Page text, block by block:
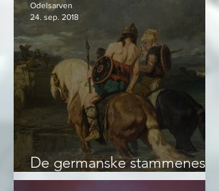
De germanske stammenes
preg på Europa
Odelsarven
24. sep. 2018